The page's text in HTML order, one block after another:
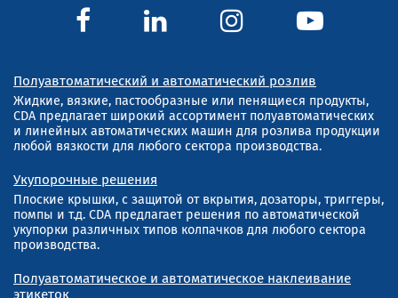
Полуавтоматический и автоматический розлив
Жидкие, вязкие, пастообразные или пенящиеся продукты,
CDA предлагает широкий ассортимент полуавтоматических
и линейных автоматических машин для розлива продукции
любой вязкости для любого сектора производства.
Укупорочные решения
Плоские крышки, с защитой от вкрытия, дозаторы, триггеры,
помпы и т.д. CDA предлагает решения по автоматической
укупорки различных типов колпачков для любого сектора
производства.
Полуавтоматическое и автоматическое наклеивание
этикеток